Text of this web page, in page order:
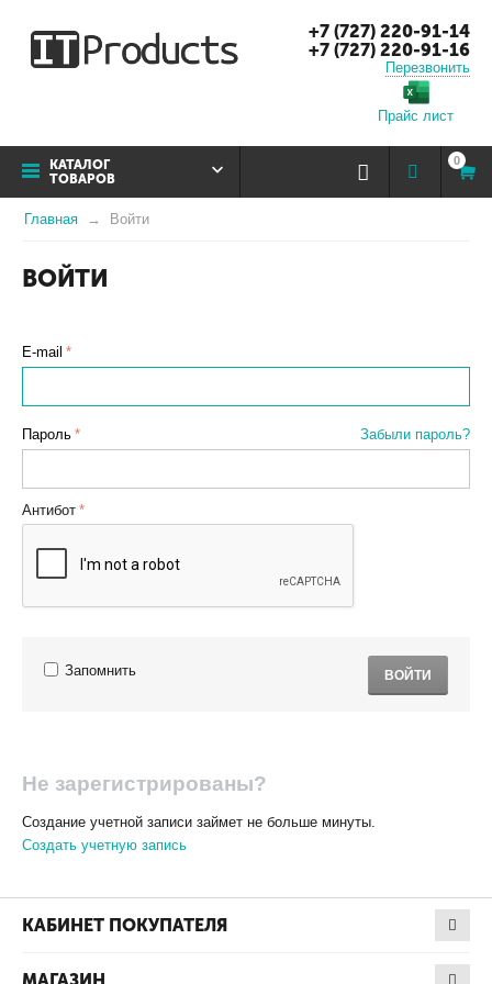
+7 (727) 220-91-14
+7 (727) 220-91-16
Перезвонить
Прайс лист
КАТАЛОГ
ТОВАРОВ
0
Главная Войти
ВОЙТИ
E-mail
Пароль Забыли пароль?
Антибот
ВОЙТИ
Запомнить
Не зарегистрированы?
Создание учетной записи займет не больше минуты.
Создать учетную запись
КАБИНЕТ ПОКУПАТЕЛЯ